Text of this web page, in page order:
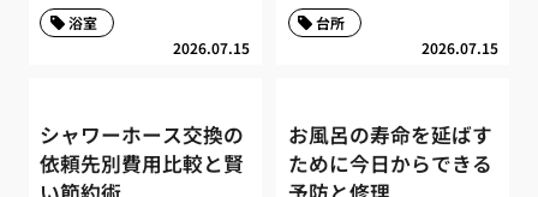
2026.07.15
浴室
2026.07.15
台所
シャワーホース交換の
依頼先別費用比較と賢
お風呂の寿命を延ばす
ために今日からできる